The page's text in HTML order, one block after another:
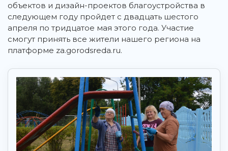
объектов и дизайн-проектов благоустройства в
следующем году пройдет с двадцать шестого
апреля по тридцатое мая этого года. Участие
смогут принять все жители нашего региона на
платформе za.gorodsreda.ru.